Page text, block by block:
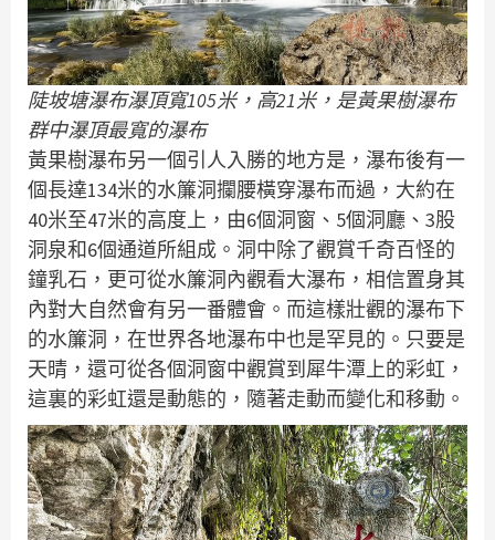
陡坡塘瀑布瀑頂寬105米，高21米，是黃果樹瀑布
群中瀑頂最寬的瀑布
黃果樹瀑布另一個引人入勝的地方是，瀑布後有一
個長達134米的水簾洞攔腰橫穿瀑布而過，大約在
40米至47米的高度上，由6個洞窗、5個洞廳、3股
洞泉和6個通道所組成。洞中除了觀賞千奇百怪的
鐘乳石，更可從水簾洞內觀看大瀑布，相信置身其
內對大自然會有另一番體會。而這樣壯觀的瀑布下
的水簾洞，在世界各地瀑布中也是罕見的。只要是
天晴，還可從各個洞窗中觀賞到犀牛潭上的彩虹，
這裏的彩虹還是動態的，隨著走動而變化和移動。